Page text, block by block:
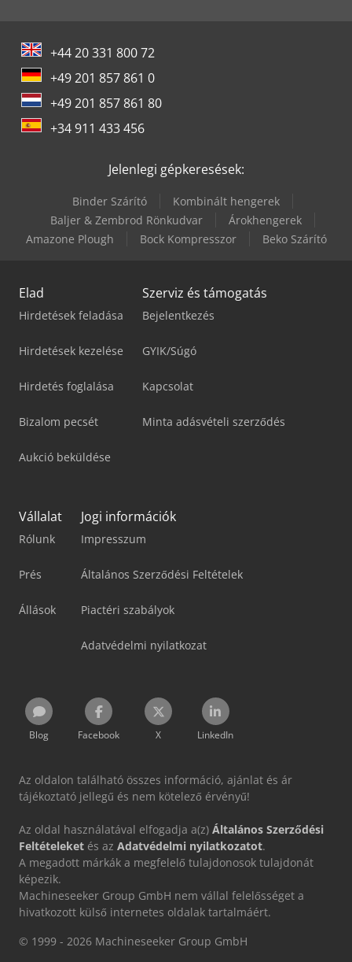
+44 20 331 800 72
+49 201 857 861 0
+49 201 857 861 80
+34 911 433 456
Jelenlegi gépkeresések:
Binder Szárító
Kombinált hengerek
Baljer & Zembrod Rönkudvar
Árokhengerek
Amazone Plough
Bock Kompresszor Beko Szárító
Elad
Hirdetések feladása
Hirdetések kezelése
Hirdetés foglalása
Bizalom pecsét
Aukció beküldése
Szerviz és támogatás
Bejelentkezés
GYIK/Súgó
Kapcsolat
Minta adásvételi szerződés
Vállalat
Rólunk
Prés
Állások
Jogi információk
Impresszum
Általános Szerződési Feltételek
Piactéri szabályok
Adatvédelmi nyilatkozat
Blog Facebook X LinkedIn
Az oldalon található összes információ, ajánlat és ár
tájékoztató jellegű és nem kötelező érvényű!
Az oldal használatával elfogadja a(z) Általános Szerződési
Feltételeket és az Adatvédelmi nyilatkozatot.
A megadott márkák a megfelelő tulajdonosok tulajdonát
képezik.
Machineseeker Group GmbH nem vállal felelősséget a
hivatkozott külső internetes oldalak tartalmáért.
© 1999 - 2026 Machineseeker Group GmbH